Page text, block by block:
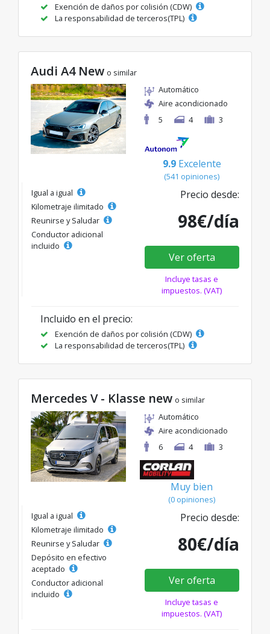
Exención de daños por colisión (CDW)
La responsabilidad de terceros(TPL)
Audi A4 New o similar
Automático
Aire acondicionado
5
4 3
9.9 Excelente
(541 opiniones)
Igual a igual
Kilometraje ilimitado
Reunirse y Saludar
Conductor adicional
incluido
Precio desde:
98€/día
Ver oferta
Incluye tasas e
impuestos. (VAT)
Incluido en el precio:
Exención de daños por colisión (CDW)
La responsabilidad de terceros(TPL)
Mercedes V - Klasse new o similar
Automático
Aire acondicionado
6
4 3
Muy bien
(0 opiniones)
Igual a igual
Kilometraje ilimitado
Reunirse y Saludar
Depósito en efectivo
aceptado
Conductor adicional
incluido
Precio desde:
80€/día
Ver oferta
Incluye tasas e
impuestos. (VAT)